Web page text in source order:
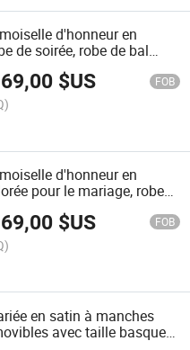
d'honneur en
de soirée, robe de bal
$US FOB
d'honneur en
pour le mariage, robes
$US FOB
en satin à manches
avec taille basque